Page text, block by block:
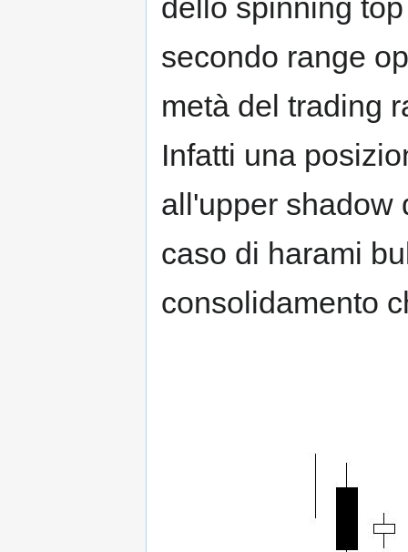
dello spinning
secondo range
metà del trading
Infatti una
all'upper shadow
caso di harami
consolidamento